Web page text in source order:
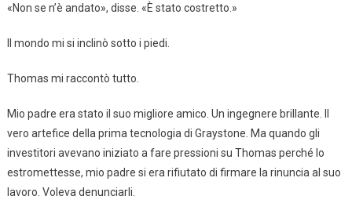
«Non se n’è andato», disse. «È stato costretto.»
Il mondo mi si inclinò sotto i piedi.
Thomas mi raccontò tutto.
Mio padre era stato il suo migliore amico. Un ingegnere brillante. Il
vero artefice della prima tecnologia di Graystone. Ma quando gli
investitori avevano iniziato a fare pressioni su Thomas perché lo
estromettesse, mio padre si era rifiutato di firmare la rinuncia al suo
lavoro. Voleva denunciarli.